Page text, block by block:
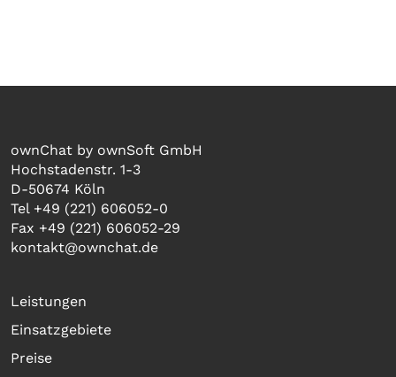
ownChat by ownSoft GmbH
Hochstadenstr. 1-3
D-50674 Köln
Tel +49 (221) 606052-0
Fax +49 (221) 606052-29
kontakt@ownchat.de
Leistungen
Einsatzgebiete
Preise